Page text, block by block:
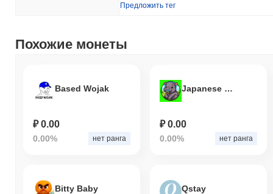
Предложить тег
Похожие монеты
Based Wojak
₽ 0.00
0.00% нет ранга
Japanese Pygmy Hippo
₽ 0.00
0.00% нет ранга
Bitty Baby Qstay